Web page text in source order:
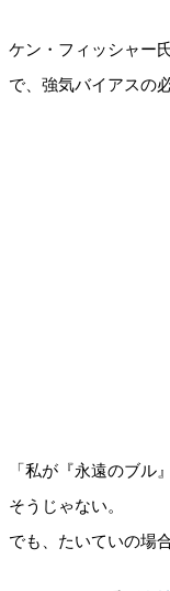
ケン・フィッシャー
で、強気バイアスの
「私が『永遠のブル
そうじゃない。
でも、たいていの場